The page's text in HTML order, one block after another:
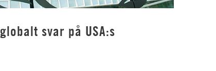
svar på USA:s